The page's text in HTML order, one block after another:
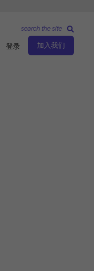
登录 加入我们
search the site